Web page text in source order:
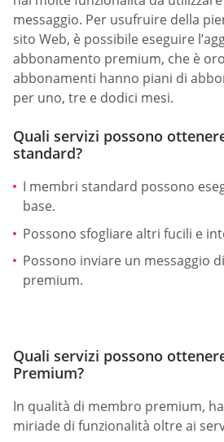
messaggio. Per usufruire della
sito Web, è possibile eseguire
abbonamento premium, che è
abbonamenti hanno piani di
per uno, tre e dodici mesi.
Quali servizi possono
standard?
I membri standard possono
base.
Possono sfogliare altri fucili e
Possono inviare un messaggio
premium.
Quali servizi possono
Premium?
In qualità di membro premium,
miriade di funzionalità oltre ai